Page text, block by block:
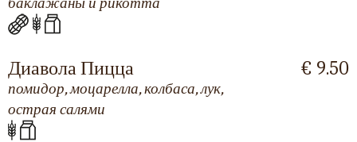
Диавола Пицца
помидор, моцарелла, колбаса, лук,
острая салями
€ 9.50